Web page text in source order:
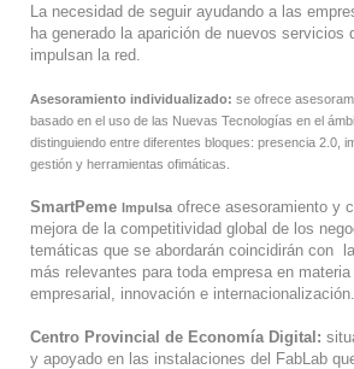
La necesidad de seguir ayudando a las
ha generado la aparición de nuevos servicios
impulsan la red.
Asesoramiento individualizado: se ofrece
basado en el uso de las Nuevas Tecnologías en el
distinguiendo entre diferentes bloques: presencia 2.0,
gestión y herramientas ofimáticas.
SmartPeme Impulsa ofrece asesoramiento y
mejora de la competitividad global de los
temáticas que se abordarán coincidirán con
más relevantes para toda empresa en
empresarial, innovación e internacionalización.
Centro Provincial de Economía Digital:
y apoyado en las instalaciones del FabLab